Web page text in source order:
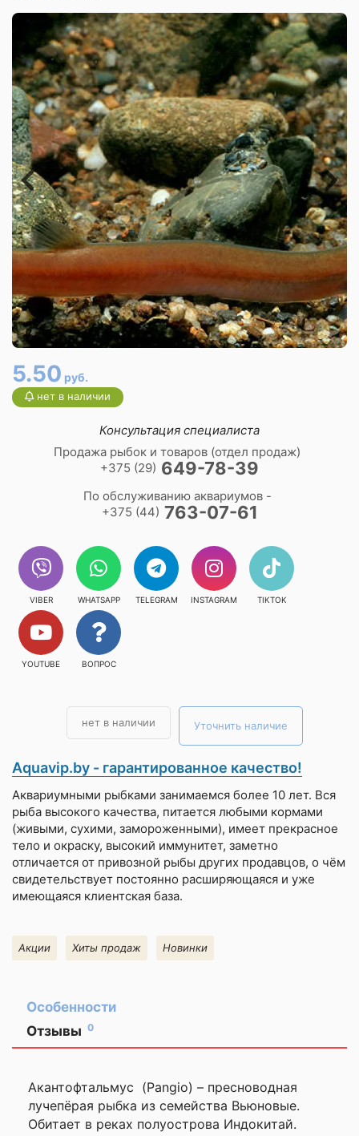
5.50 руб.
нет в наличии
Консультация специалиста
Продажа рыбок и товаров (отдел продаж)
+375 (29) 649-78-39
По обслуживанию аквариумов -
+375 (44) 763-07-61
VIBER WHATSAPP TELEGRAM INSTAGRAM TIKTOK
YOUTUBE ВОПРОС
нет в наличии Уточнить наличие
Aquavip.by - гарантированное качество!
Аквариумными рыбками занимаемся более 10 лет. Вся
рыба высокого качества, питается любыми кормами
(живыми, сухими, замороженными), имеет прекрасное
тело и окраску, высокий иммунитет, заметно
отличается от привозной рыбы других продавцов, о чём
свидетельствует постоянно расширяющаяся и уже
имеющаяся клиентская база.
Акции Хиты продаж Новинки
Особенности
Отзывы 0
Акантофтальмус (Pangio) – пресноводная
лучепёрая рыбка из семейства Вьюновые.
Обитает в реках полуострова Индокитай.
Оставить
отзыв
Ваша
оценка